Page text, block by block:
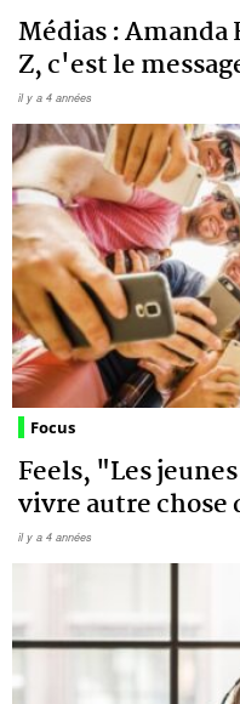
Médias : Amanda
Z, c'est le
il y a 4 années
Focus
Feels, "Les
vivre autre chose
il y a 4 années